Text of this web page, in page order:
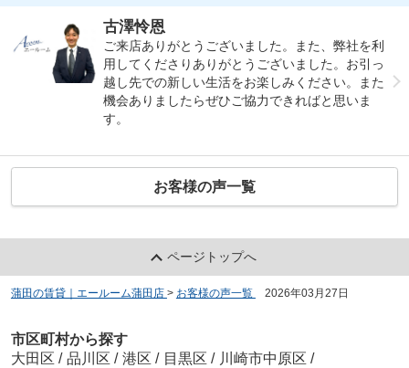
古澤怜恩
ご来店ありがとうございました。また、弊社を利
用してくださりありがとうございました。お引っ
越し先での新しい生活をお楽しみください。また
機会ありましたらぜひご協力できればと思いま
す。
お客様の声一覧
ページトップへ
蒲田の賃貸｜エールーム蒲田店 > お客様の声一覧 2026年03月27日
市区町村から探す
大田区 / 品川区 / 港区 / 目黒区 / 川崎市中原区 /